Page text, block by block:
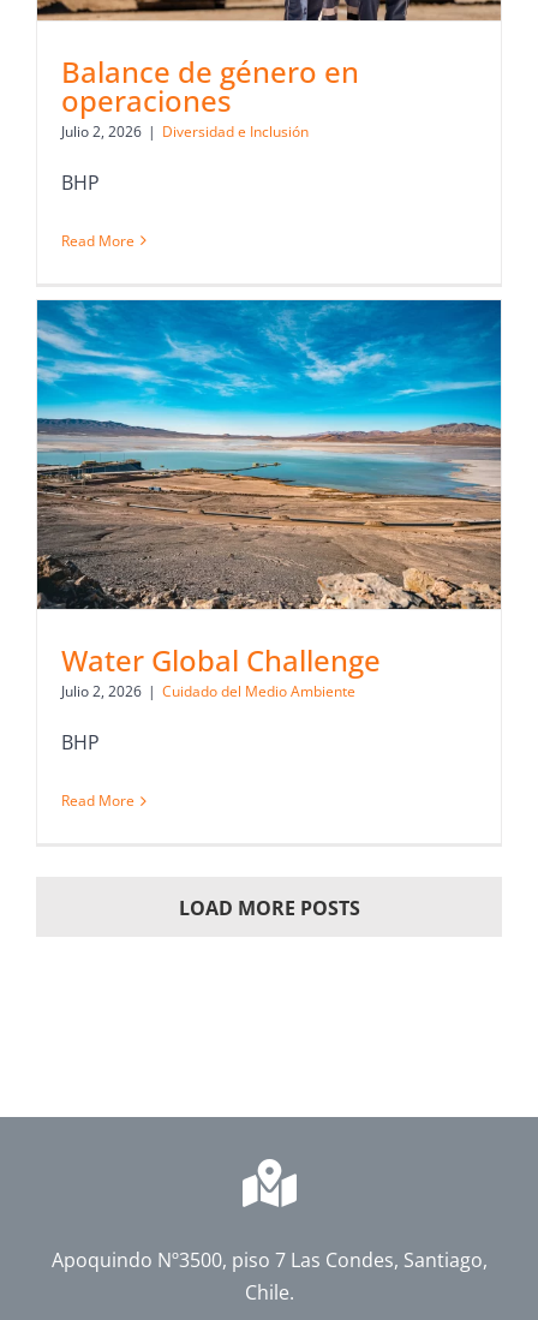
Balance de género en
operaciones
Julio 2, 2026 | Diversidad e Inclusión
BHP
Read More
Water Global Challenge
Julio 2, 2026 | Cuidado del Medio Ambiente
BHP
Read More
LOAD MORE POSTS
Apoquindo Nº3500, piso 7 Las Condes, Santiago,
Chile.